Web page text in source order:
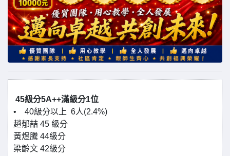
45級分5A++滿級分1位
• 40級分以上 6人(2.4%)
趙郁喆 45 級分
黃煜騰 44級分
梁齡文 42級分